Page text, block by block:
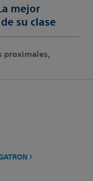
mejor
su clase
proximales,